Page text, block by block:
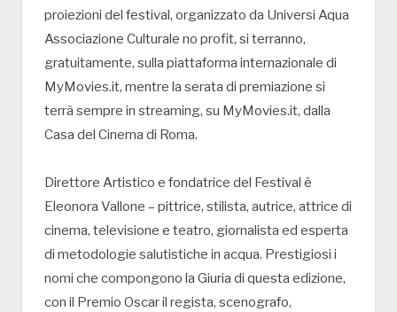
proiezioni del festival, organizzato da Universi Aqua
Associazione Culturale no profit, si terranno,
gratuitamente, sulla piattaforma internazionale di
MyMovies.it, mentre la serata di premiazione si
terrà sempre in streaming, su MyMovies.it, dalla
Casa del Cinema di Roma.
Direttore Artistico e fondatrice del Festival è
Eleonora Vallone – pittrice, stilista, autrice, attrice di
cinema, televisione e teatro, giornalista ed esperta
di metodologie salutistiche in acqua. Prestigiosi i
nomi che compongono la Giuria di questa edizione,
con il Premio Oscar il regista, scenografo,